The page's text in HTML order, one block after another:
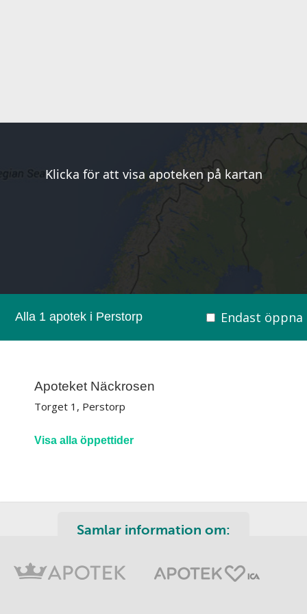
Klicka för att visa apoteken på kartan
Alla 1 apotek i Perstorp Endast
Apoteket Näckrosen
Torget 1, Perstorp
Visa alla öppettider
Samlar information om: